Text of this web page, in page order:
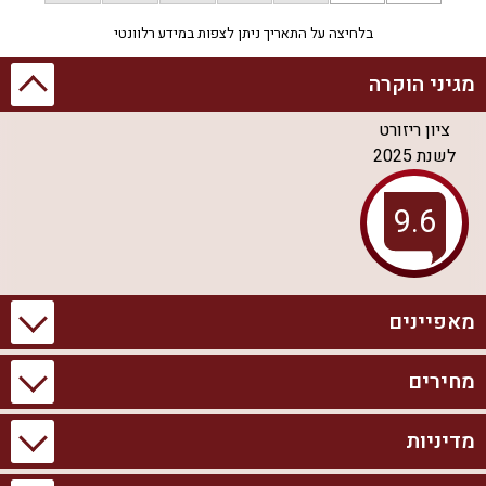
בלחיצה על התאריך ניתן לצפות במידע רלוונטי
מגיני הוקרה
ציון ריזורט
לשנת2025
מאפיינים
מידע כללי
2 יחידות אירוח
בריכת שחייה מחוממת
מחירים
הסוויטות המשפחתיותמדיניות